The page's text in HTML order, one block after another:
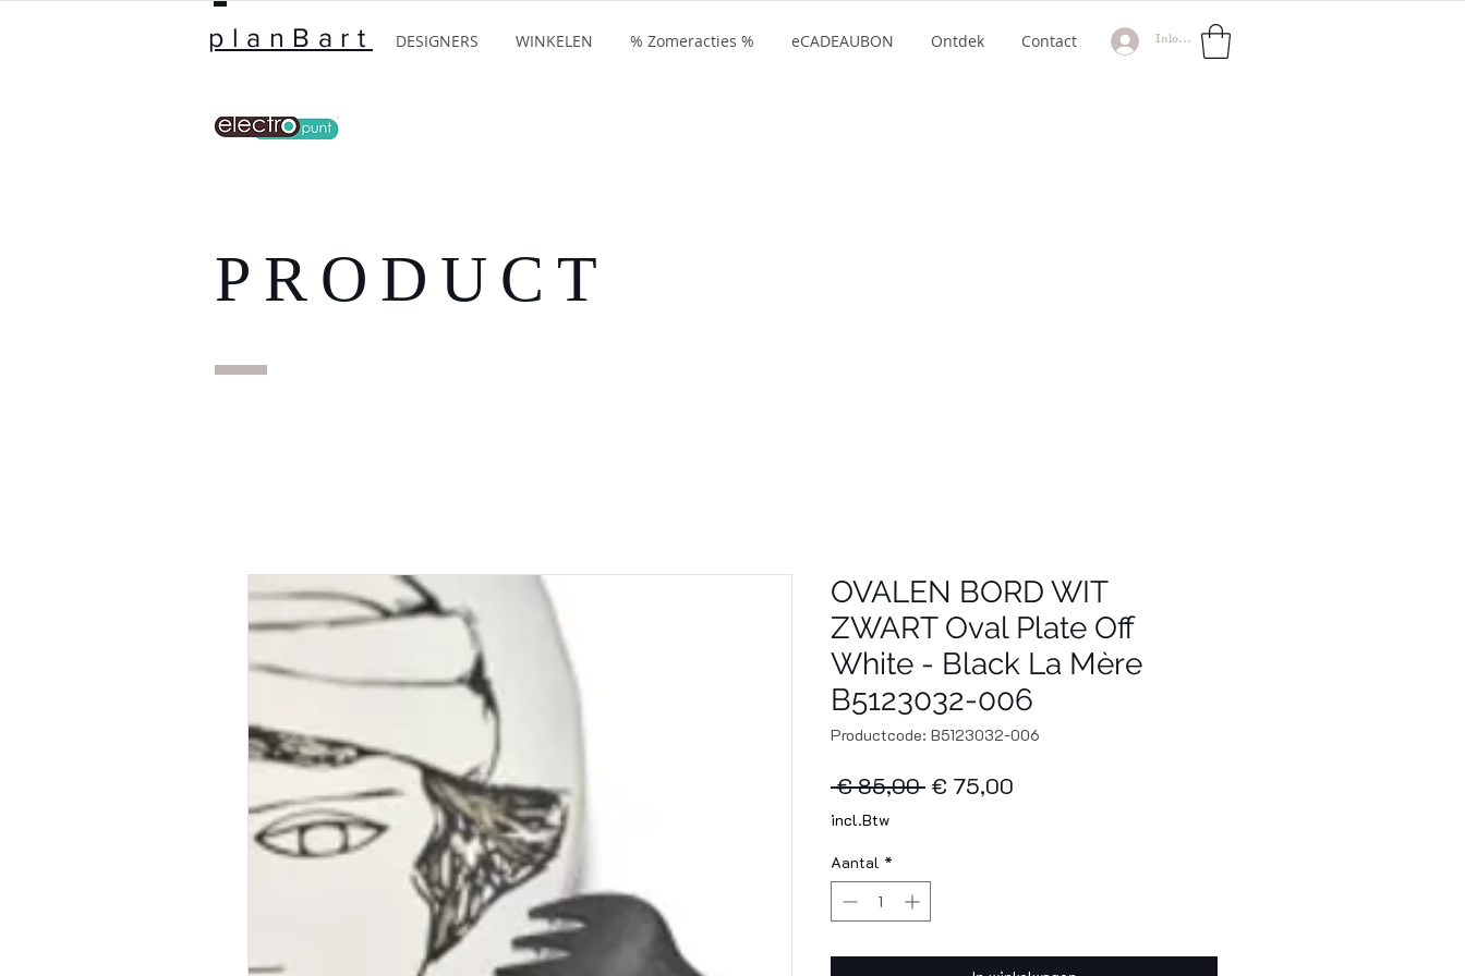
planBart DESIGNERS WINKELEN % Zomeracties % eCADEAUBON Ontdek Contact Inloggen
PRODUCT
OVALEN BORD WIT
ZWART Oval Plate Off
White - Black La Mère
B5123032-006
Productcode: B5123032-006
€ 85,00 Normale
€ 75,00
incl.Btw
Aantal *